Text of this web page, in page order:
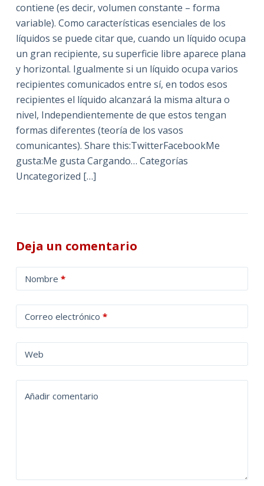
contiene (es decir, volumen constante – forma
variable). Como características esenciales de los
líquidos se puede citar que, cuando un líquido ocupa
un gran recipiente, su superficie libre aparece plana
y horizontal. Igualmente si un líquido ocupa varios
recipientes comunicados entre sí, en todos esos
recipientes el líquido alcanzará la misma altura o
nivel, Independientemente de que estos tengan
formas diferentes (teoría de los vasos
comunicantes). Share this:TwitterFacebookMe
gusta:Me gusta Cargando… Categorías
Uncategorized […]
Deja un comentario
Nombre *
Correo electrónico *
Web
Añadir comentario
l
t
a
t